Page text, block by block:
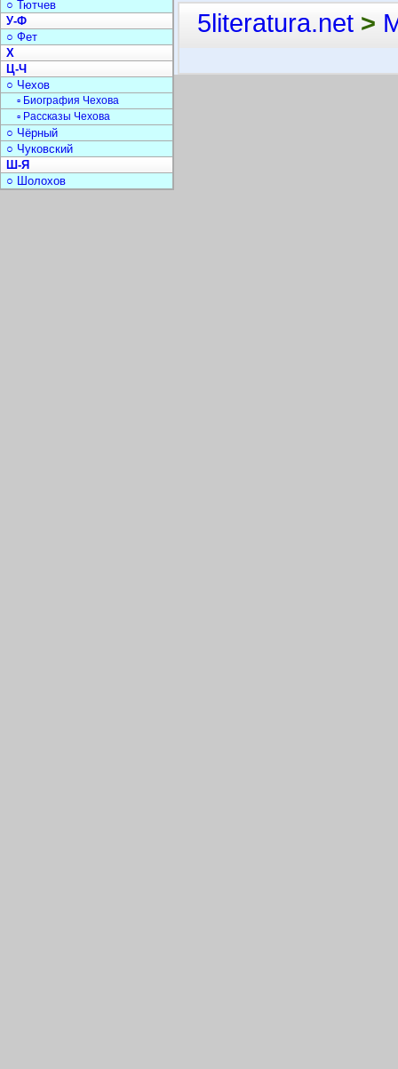
○ Тютчев
У-Ф
○ Фет
Х
Ц-Ч
○ Чехов
▫ Биография Чехова
▫ Рассказы Чехова
○ Чёрный
○ Чуковский
Ш-Я
○ Шолохов
5literatura.net >